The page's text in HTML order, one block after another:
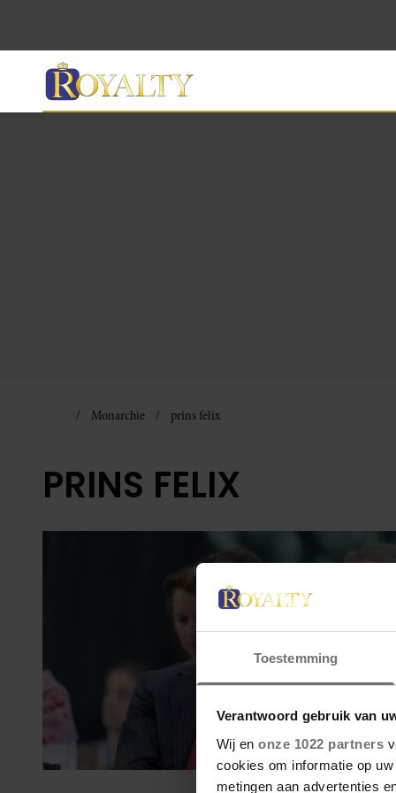
Toestemming
Verantwoord gebruik van
Wij en onze 1022 partners
cookies om informatie op
metingen aan advertenties
Monarchie prins felix
PRINS FELIX